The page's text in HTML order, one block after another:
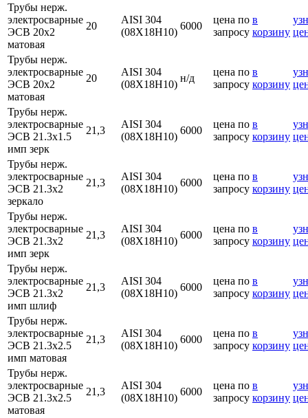
Трубы нерж.
электросварные
ЭСВ 20х2
матовая
20
AISI 304
(08Х18Н10)
6000
цена по
запросу
в
корзину
Трубы нерж.
электросварные
ЭСВ 20х2
матовая
20
AISI 304
(08Х18Н10)
н/д
цена по
запросу
в
корзину
Трубы нерж.
электросварные
ЭСВ 21.3х1.5
имп зерк
21,3
AISI 304
(08Х18Н10)
6000
цена по
запросу
в
корзину
Трубы нерж.
электросварные
ЭСВ 21.3х2
зеркало
21,3
AISI 304
(08Х18Н10)
6000
цена по
запросу
в
корзину
Трубы нерж.
электросварные
ЭСВ 21.3х2
имп зерк
21,3
AISI 304
(08Х18Н10)
6000
цена по
запросу
в
корзину
Трубы нерж.
электросварные
ЭСВ 21.3х2
имп шлиф
21,3
AISI 304
(08Х18Н10)
6000
цена по
запросу
в
корзину
Трубы нерж.
электросварные
ЭСВ 21.3х2.5
имп матовая
21,3
AISI 304
(08Х18Н10)
6000
цена по
запросу
в
корзину
Трубы нерж.
электросварные
ЭСВ 21.3х2.5
матовая
21,3
AISI 304
(08Х18Н10)
6000
цена по
запросу
в
корзину